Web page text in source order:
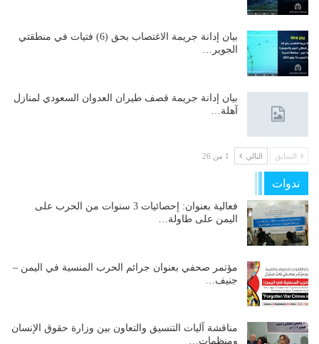
بيان إدانة جريمة الاغتصاب بحق (6) فتيات في منطقتي
الجوير…
بيان إدانة جريمة قصف طيران العدوان السعودي لمنازل
آهلة…
السابق التالي 1 من 26
ندوات
فعالية بعنوان: إحصائيات 3 سنوات من الحرب على
اليمن على طاولة…
مؤتمر صحفي بعنوان جرائم الحرب المنسية في اليمن –
جنيف…
مناقشة آليات التنسيق والتعاون بين وزارة حقوق الإنسان
ومنظمات…